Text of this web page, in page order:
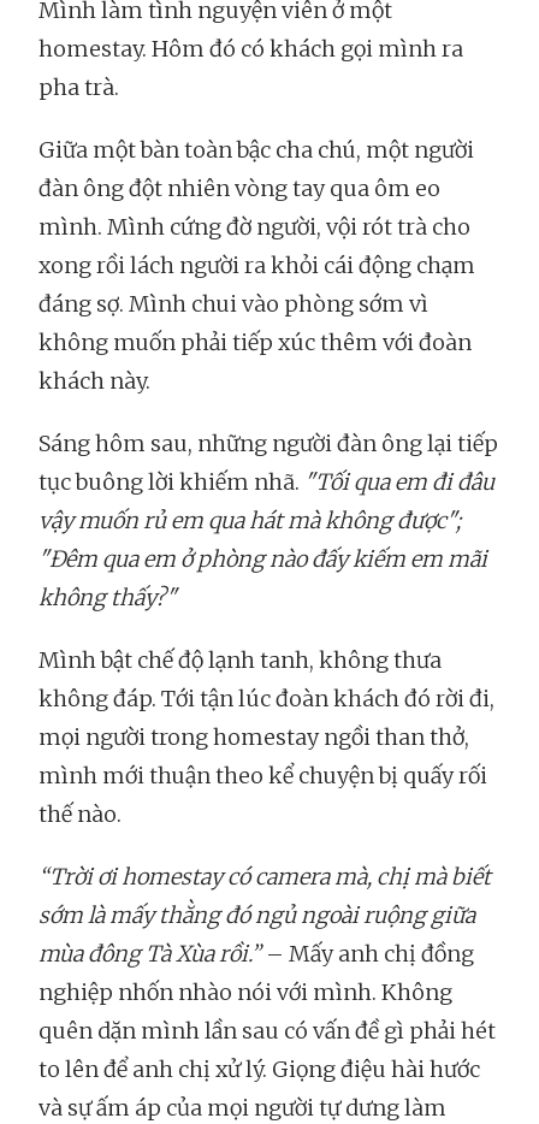
Mình làm tình nguyện viên ở một
homestay. Hôm đó có khách gọi mình ra
pha trà.
Giữa một bàn toàn bậc cha chú, một người
đàn ông đột nhiên vòng tay qua ôm eo
mình. Mình cứng đờ người, vội rót trà cho
xong rồi lách người ra khỏi cái động chạm
đáng sợ. Mình chui vào phòng sớm vì
không muốn phải tiếp xúc thêm với đoàn
khách này.
Sáng hôm sau, những người đàn ông lại tiếp
tục buông lời khiếm nhã. "Tối qua em đi đâu
vậy muốn rủ em qua hát mà không được";
"Đêm qua em ở phòng nào đấy kiếm em mãi
không thấy?"
Mình bật chế độ lạnh tanh, không thưa
không đáp. Tới tận lúc đoàn khách đó rời đi,
mọi người trong homestay ngồi than thở,
mình mới thuận theo kể chuyện bị quấy rối
thế nào.
“Trời ơi homestay có camera mà, chị mà biết
sớm là mấy thằng đó ngủ ngoài ruộng giữa
mùa đông Tà Xùa rồi.”– Mấy anh chị đồng
nghiệp nhốn nhào nói với mình. Không
quên dặn mình lần sau có vấn đề gì phải hét
to lên để anh chị xử lý. Giọng điệu hài hước
và sự ấm áp của mọi người tự dưng làm